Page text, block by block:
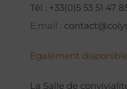
Tél : +33(0)5 53 51 47
E.mail :
Egalement
La Salle de